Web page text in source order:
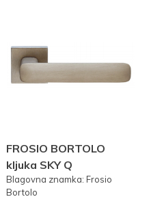
FROSIO BORTOLO
kljuka SKY Q
Blagovna znamka: Frosio
Bortolo